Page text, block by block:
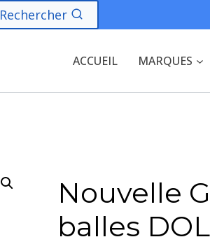
Rechercher
ACCUEIL MARQUES
Nouvelle
balles